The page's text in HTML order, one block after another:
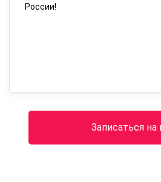
России!
Записаться на